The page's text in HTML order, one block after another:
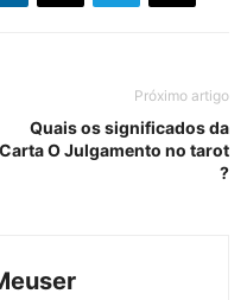
Próximo artigo
Quais os significados da
Carta O Julgamento no tarot
?